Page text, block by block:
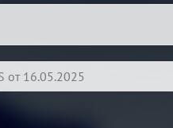
от 16.05.2025